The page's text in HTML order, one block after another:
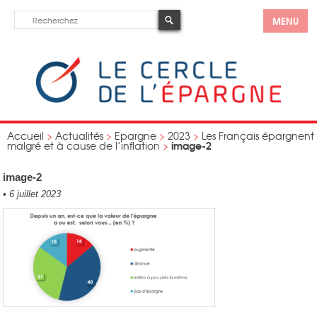
MENU
Accueil > Actualités > Epargne > 2023 > Les Français épargnent
malgré et à cause de l’inflation > image-2
image-2
• 6 juillet 2023